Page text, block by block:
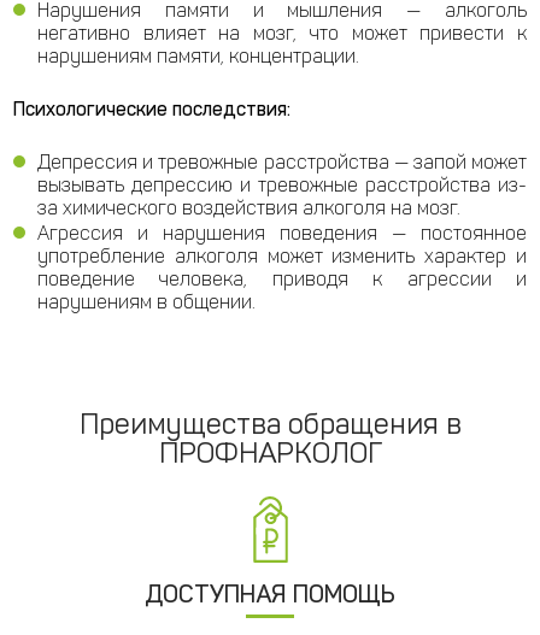
Нарушения памяти и мышления — алкоголь
негативно влияет на мозг, что может привести к
нарушениям памяти, концентрации.
Психологические последствия:
Депрессия и тревожные расстройства — запой может
вызывать депрессию и тревожные расстройства из-
за химического воздействия алкоголя на мозг.
Агрессия и нарушения поведения — постоянное
употребление алкоголя может изменить характер и
поведение человека, приводя к агрессии и
нарушениям в общении.
Преимущества обращения в
ПРОФНАРКОЛОГ
ДОСТУПНАЯ ПОМОЩЬ